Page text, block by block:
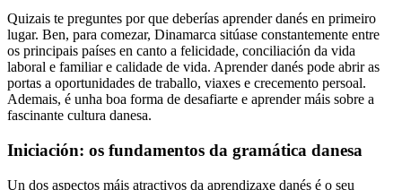
Quizais te preguntes por que deberías aprender danés en primeiro
lugar. Ben, para comezar, Dinamarca sitúase constantemente entre
os principais países en canto a felicidade, conciliación da vida
laboral e familiar e calidade de vida. Aprender danés pode abrir as
portas a oportunidades de traballo, viaxes e crecemento persoal.
Ademais, é unha boa forma de desafiarte e aprender máis sobre a
fascinante cultura danesa.
Iniciación: os fundamentos da gramática danesa
Un dos aspectos máis atractivos da aprendizaxe danés é o seu